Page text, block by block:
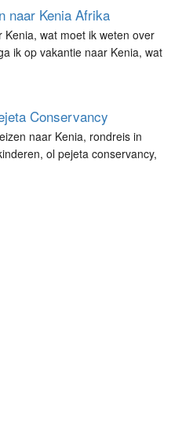
naar Kenia Afrika
Kenia, wat moet ik weten over
ik op vakantie naar Kenia, wat
Conservancy
naar Kenia, rondreis in
ol pejeta conservancy,